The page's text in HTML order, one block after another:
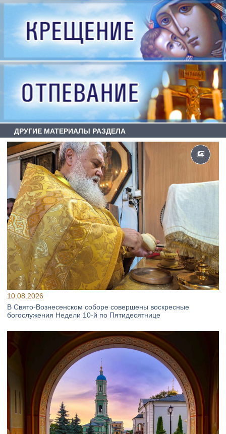
ДРУГИЕ МАТЕРИАЛЫ РАЗДЕЛА
10.08.2026
В Свято‑Вознесенском соборе совершены воскресные
богослужения Недели 10‑й по Пятидесятнице